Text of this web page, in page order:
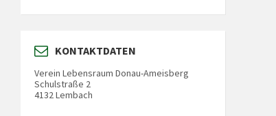
KONTAKTDATEN
Verein Lebensraum Donau-Ameisberg
Schulstraße 2
4132 Lembach